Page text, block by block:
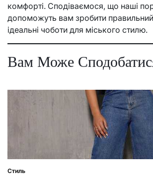
комфорті. Сподіваємося, що наші
допоможуть вам зробити правильний
ідеальні чоботи для міського стилю.
Вам Може
Posted
Стиль